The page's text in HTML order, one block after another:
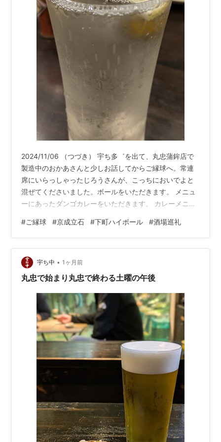
2024/11/06 （つづき） 宇ち多゛を出て、丸忠蒲鉾店で
製造中のおかあさんと少しお話してからご縁球へ。常連
席にいらっしゃったじろうさんが、こっちにおいでよと
混ぜてくださいました。ボールをいただきます。 メニュ
ーにあったダンゴカレーをいただきます。 カレーメニュ
り塩と一緒に食べると美味しいよ、とのこと。それでは
と、とり塩をお願いします。 なるほど、確かに美味しい
ですねえ。当然、ボールは2つ目に突入します。 親方と
もいろいろお話することができ、常連のみなさんともお
近づきに慣れました。楽しく過ごさせていただき、2ボー
#ご縁球 #京成立石 #下町ハイボール #酒場巡礼
宇ち中 • 1ヶ月前
丸忠で始まり丸忠で終わる土曜の午後